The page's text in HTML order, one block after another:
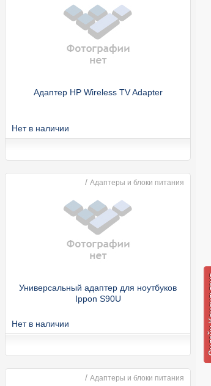
Адаптер HP Wireless TV Adapter
Нет в наличии
/ Адаптеры и блоки питания
Универсальный адаптер для ноутбуков
Ippon S90U
Нет в наличии
/ Адаптеры и блоки питания